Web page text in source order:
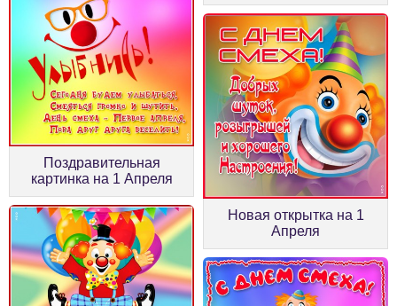
Поздравительная
картинка на 1 Апреля
Новая открытка на 1
Апреля